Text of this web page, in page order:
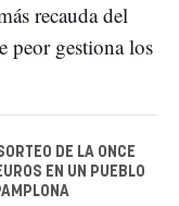
recauda del
peor gestiona los
DE LA ONCE
EN UN PUEBLO